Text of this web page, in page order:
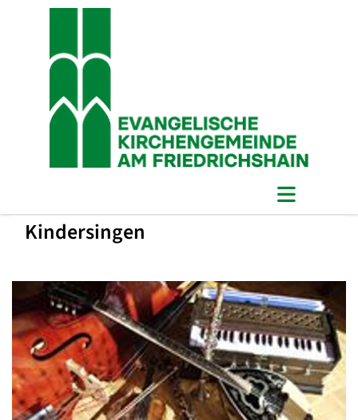
Kindersingen